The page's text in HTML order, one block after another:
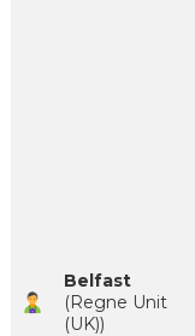
Belfast
(Regne Unit
(UK))